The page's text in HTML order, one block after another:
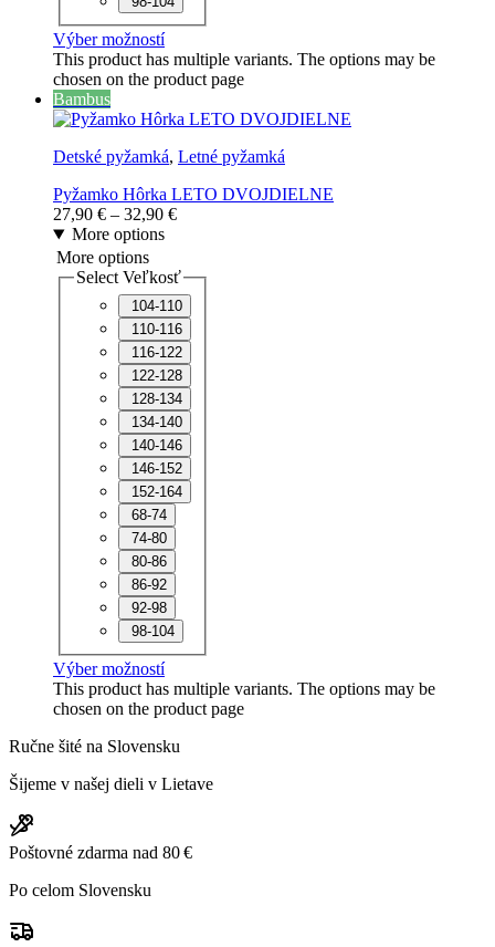
Výber možností
This product has multiple variants. The options may be
chosen on the product page
Bambus
Detské pyžamká, Letné pyžamká
Pyžamko Hôrka LETO DVOJDIELNE
27,90 € – 32,90 €
More options
More options
Select Veľkosť
104-110
110-116
116-122
122-128
128-134
134-140
140-146
146-152
152-164
68-74
74-80
80-86
86-92
92-98
98-104
Výber možností
This product has multiple variants. The options may be
chosen on the product page
Ručne šité na Slovensku
Šijeme v našej dieli v Lietave
Poštovné zdarma nad 80 €
Po celom Slovensku